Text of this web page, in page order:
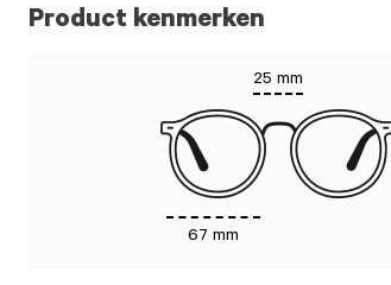
Product kenmerken
25 mm
67 mm